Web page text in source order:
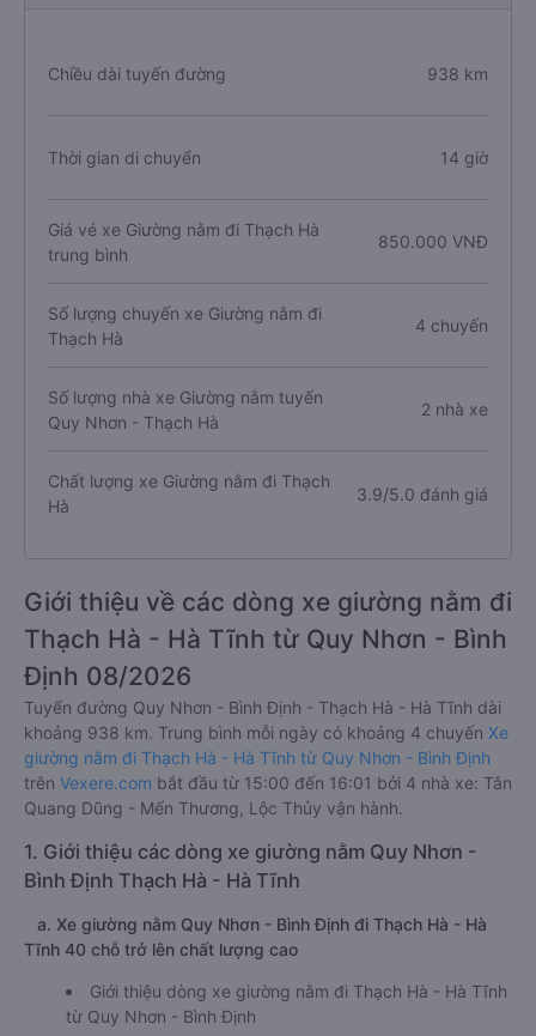
Chiều dài tuyến đường 938 km
Thời gian di chuyển 14 giờ
Giá vé xe Giường nằm đi Thạch Hà
trung bình
850.000 VNĐ
Số lượng chuyến xe Giường nằm đi
Thạch Hà
4 chuyến
Số lượng nhà xe Giường nằm tuyến
Quy Nhơn - Thạch Hà
2 nhà xe
Chất lượng xe Giường nằm đi Thạch
Hà
3.9/5.0 đánh giá
Giới thiệu về các dòng xe giường nằm đi
Thạch Hà - Hà Tĩnh từ Quy Nhơn - Bình
Định 08/2026
Tuyến đường Quy Nhơn - Bình Định - Thạch Hà - Hà Tĩnh dài
khoảng 938 km. Trung bình mỗi ngày có khoảng 4 chuyến Xe
giường nằm đi Thạch Hà - Hà Tĩnh từ Quy Nhơn - Bình Định
trên Vexere.com bắt đầu từ 15:00 đến 16:01 bởi 4 nhà xe: Tân
Quang Dũng - Mến Thương, Lộc Thủy vận hành.
1. Giới thiệu các dòng xe giường nằm Quy Nhơn -
Bình Định Thạch Hà - Hà Tĩnh
a. Xe giường nằm Quy Nhơn - Bình Định đi Thạch Hà - Hà
Tĩnh 40 chỗ trở lên chất lượng cao
Giới thiệu dòng xe giường nằm đi Thạch Hà - Hà Tĩnh
từ Quy Nhơn - Bình Định